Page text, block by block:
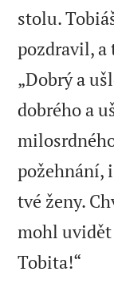
stolu.
pozdravil, a
„Dobrý a
dobrého a
požehnání,
tvé ženy.
mohl uvidět
Tobita!“